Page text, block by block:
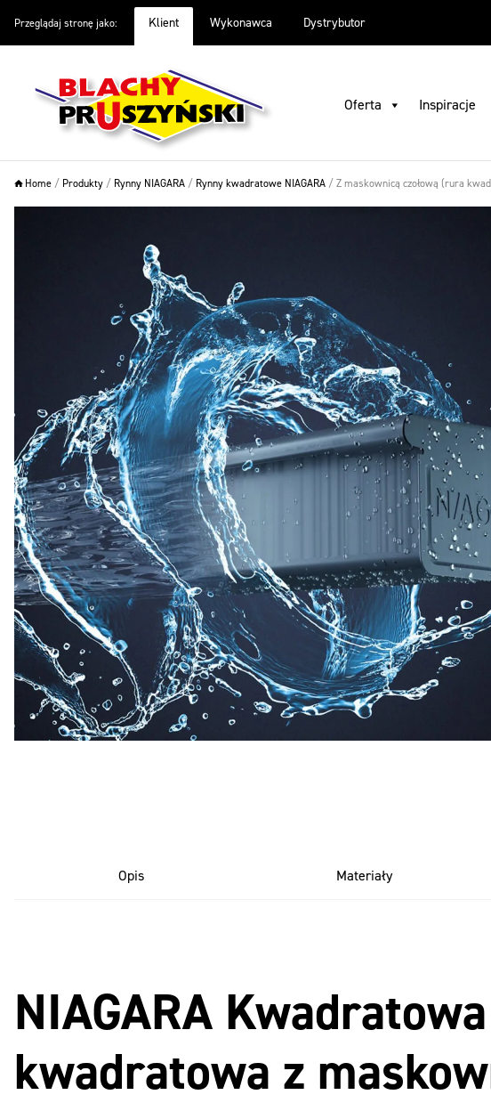
Przeglądaj stronę jako: Klient Wykonawca Dystrybutor
Oferta Inspiracje
Home / Produkty / Rynny NIAGARA / Rynny kwadratowe NIAGARA /Z maskownicą czołową (rura
Opis Materiały
NIAGARA
kwadratowa z
Oferta Inspiracje Warto wiedzieć